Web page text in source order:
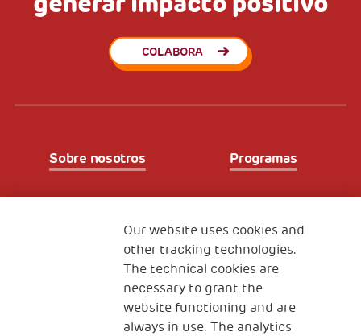
COLABORA
Sobre nosotros Programas
Fundación Generali
The Human Safety Net España
CONTACTOS
Our website uses cookies and
other tracking technologies.
The technical cookies are
necessary to grant the
website functioning and are
always in use. The analytics